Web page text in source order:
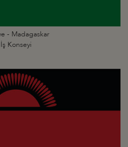
- Madagaskar
İş Konseyi